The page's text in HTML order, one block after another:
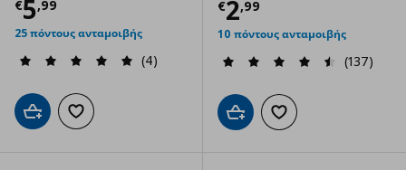
€5,99
Τρέχουσα τιμή € 5,99
25 πόντους ανταμοιβής
(4)
Προσθήκη στο καλάθι
Προσθήκη στα αγαπημένα
€2,99
Τρέχουσα
10 πόντους ανταμοιβής
(137)
Προσθήκη στο καλάθι
Προσθήκη στα